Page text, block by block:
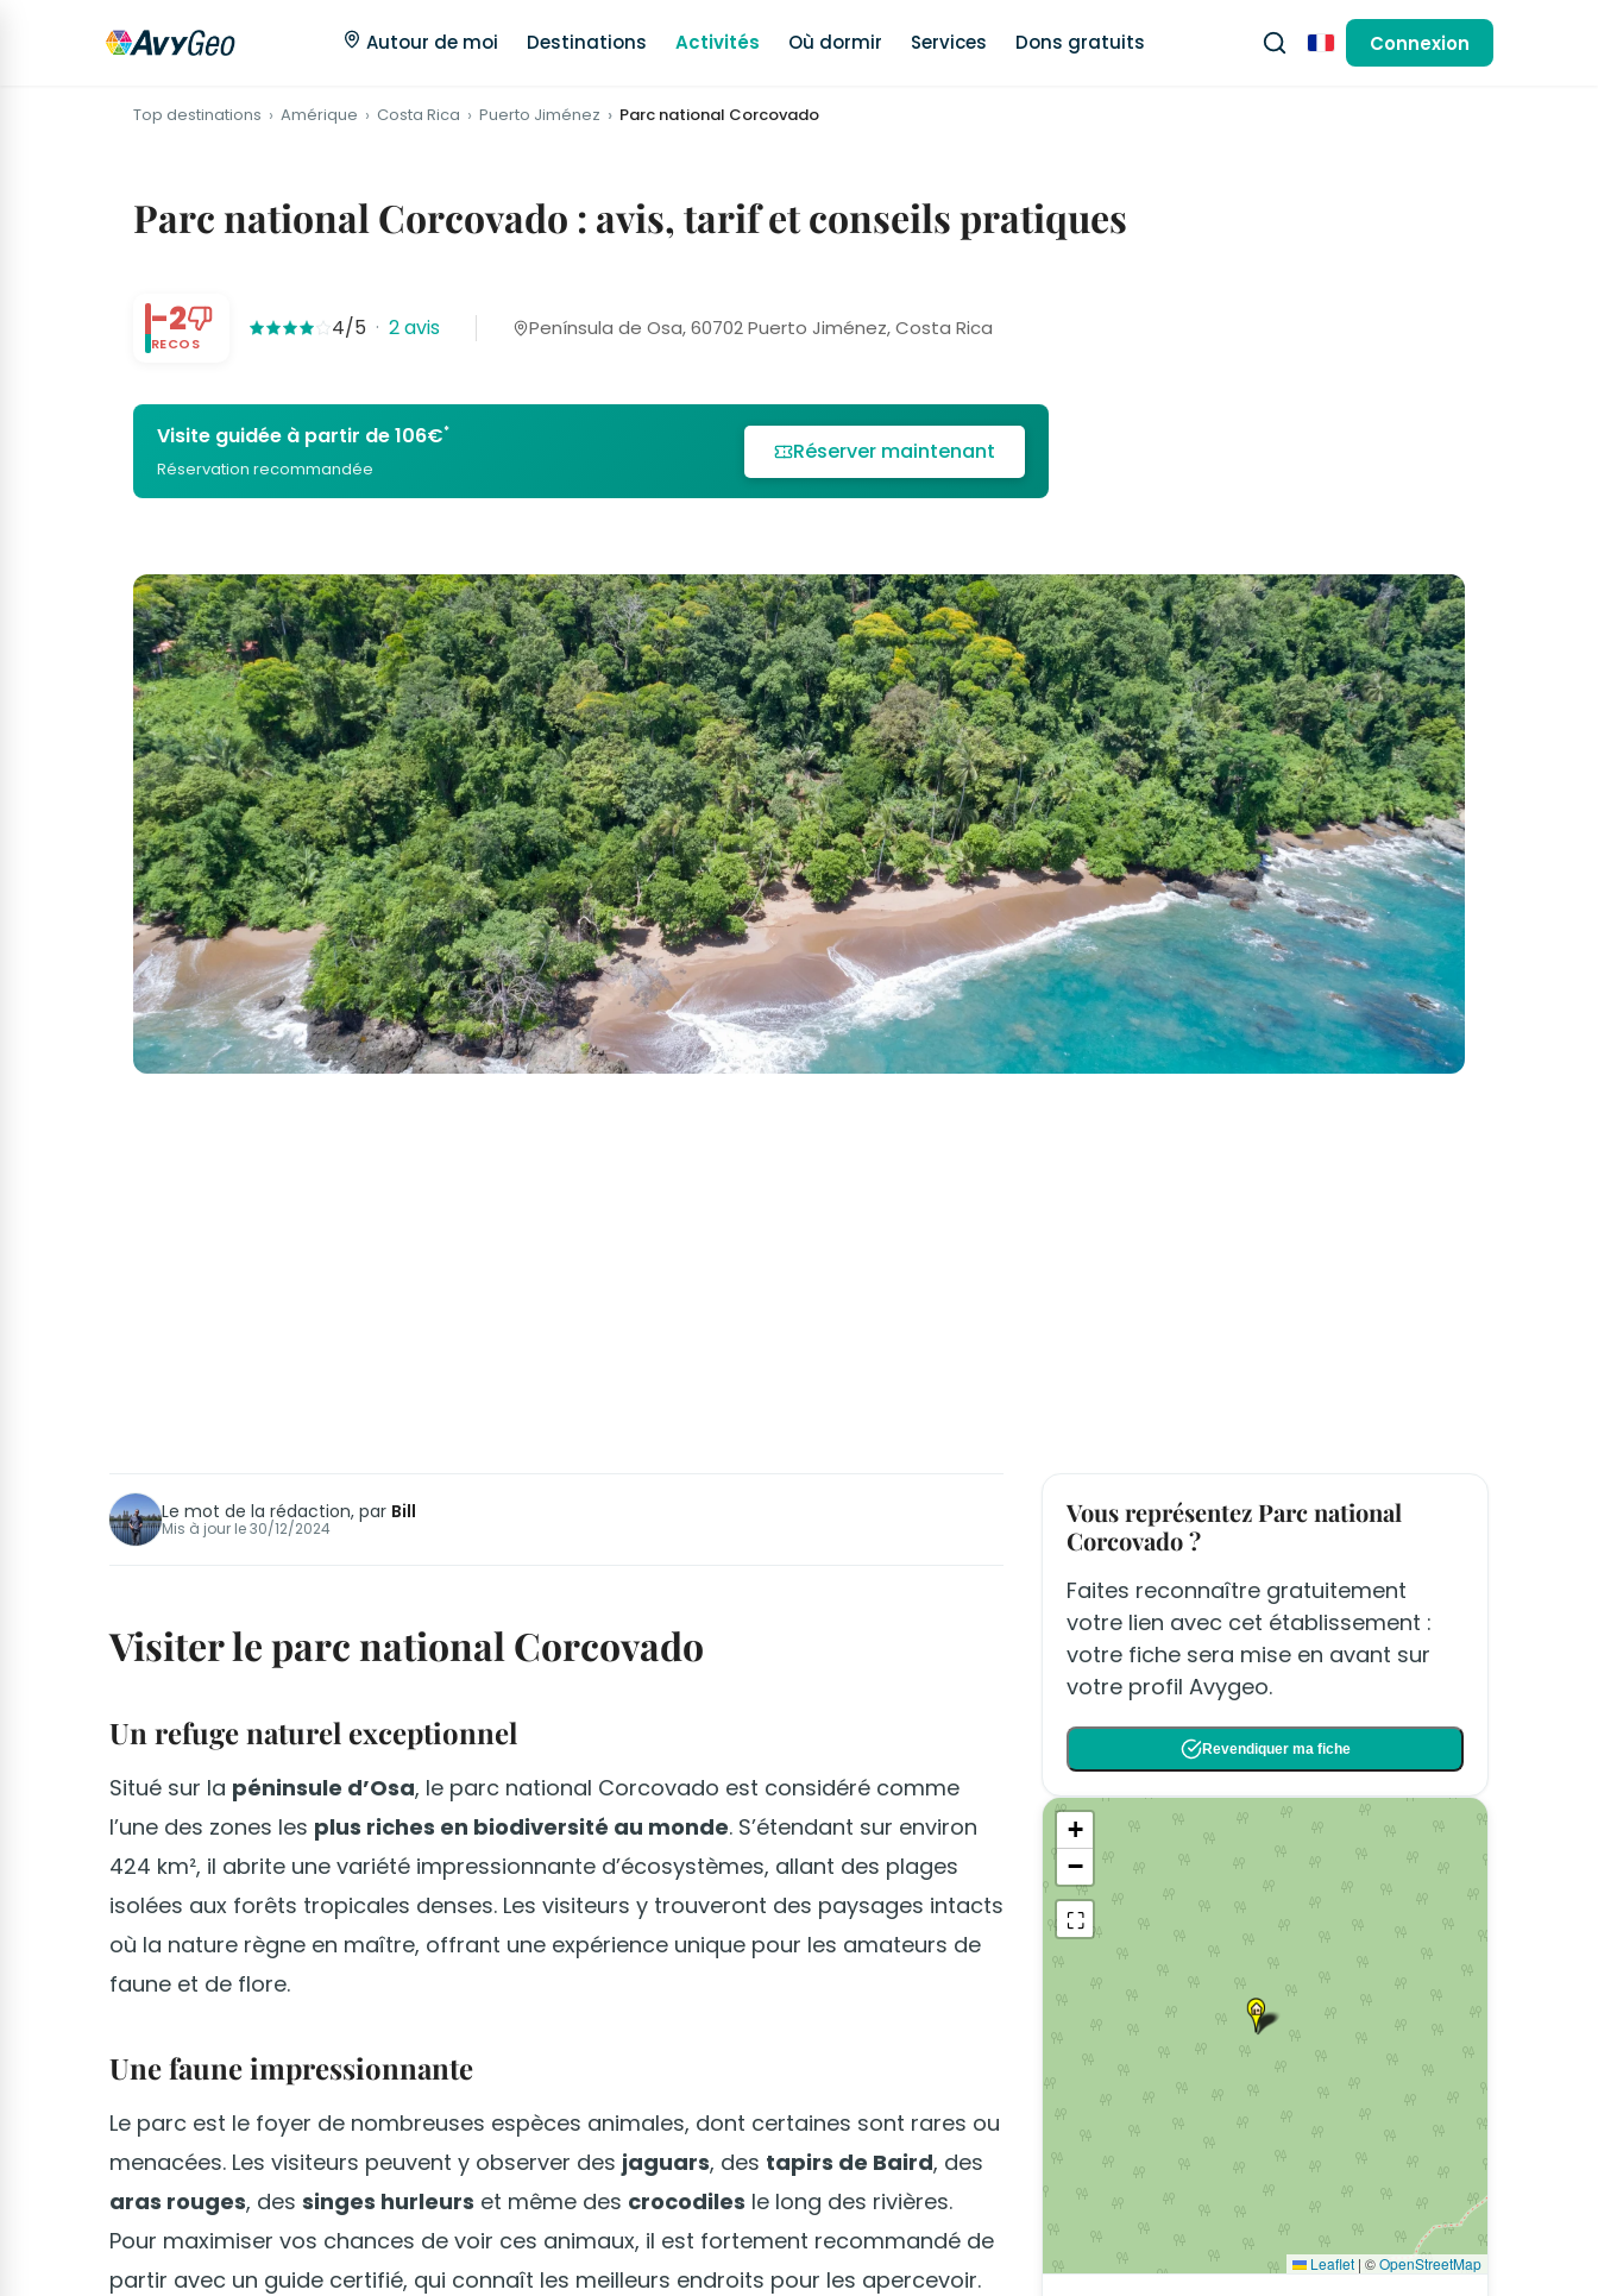
Autour de moi Destinations Activités Où dormir Services Dons gratuits FrançaisConnexion
Top destinations Amérique Costa Rica Puerto Jiménez Parc national Corcovado
Parc national Corcovado : avis, tarif et conseils pratiques
-2
RECOS
4/5 · 2 avis Península de Osa, 60702 Puerto Jiménez, Costa Rica
Visite guidée à partir de 106€*
Réservation recommandée
Réserver maintenant
Le mot de la rédaction, par Bill
Mis à jour le30/12/2024
Visiter le parc national Corcovado
Un refuge naturel exceptionnel
Situé sur la péninsule d’Osa, le parc national Corcovado est considéré comme
l’une des zones les plus riches en biodiversité au monde. S’étendant sur environ
424 km², il abrite une variété impressionnante d’écosystèmes, allant des plages
isolées aux forêts tropicales denses. Les visiteurs y trouveront des paysages intacts
où la nature règne en maître, offrant une expérience unique pour les amateurs de
faune et de flore.
Une faune impressionnante
Le parc est le foyer de nombreuses espèces animales, dont certaines sont rares ou
menacées. Les visiteurs peuvent y observer des jaguars, des tapirs de Baird, des
aras rouges, des singes hurleurs et même des crocodiles le long des rivières.
Pour maximiser vos chances de voir ces animaux, il est fortement recommandé de
partir avec un guide certifié, qui connaît les meilleurs endroits pour les apercevoir.
Vous représentez Parc national
Corcovado ?
Faites reconnaître gratuitement
votre lien avec cet établissement :
votre fiche sera mise en avant sur
votre profil Avygeo.
Revendiquer ma fiche
+
−
⛶
Leaflet | ©OpenStreetMap